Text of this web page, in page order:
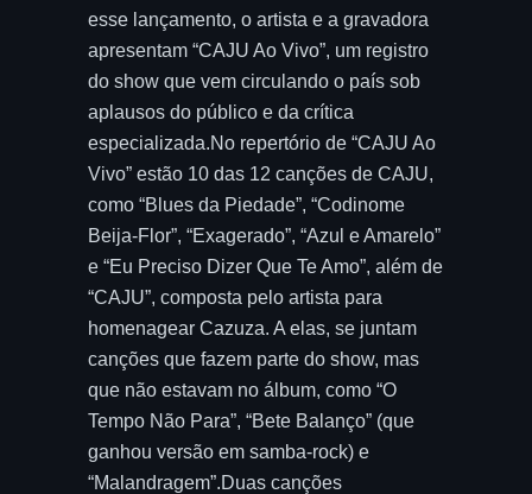
esse lançamento, o artista e a gravadora
apresentam “CAJU Ao Vivo”, um registro
do show que vem circulando o país sob
aplausos do público e da crítica
especializada.No repertório de “CAJU Ao
Vivo” estão 10 das 12 canções de CAJU,
como “Blues da Piedade”, “Codinome
Beija-Flor”, “Exagerado”, “Azul e Amarelo”
e “Eu Preciso Dizer Que Te Amo”, além de
“CAJU”, composta pelo artista para
homenagear Cazuza. A elas, se juntam
canções que fazem parte do show, mas
que não estavam no álbum, como “O
Tempo Não Para”, “Bete Balanço” (que
ganhou versão em samba-rock) e
“Malandragem”.Duas canções